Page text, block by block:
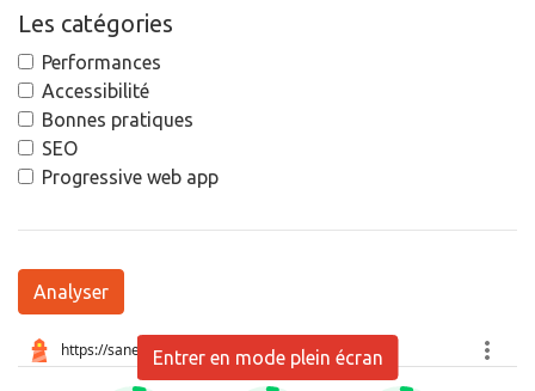
Les catégories
Performances
Accessibilité
Bonnes pratiques
SEO
Progressive web app
Analyser
Entrer en mode plein écran